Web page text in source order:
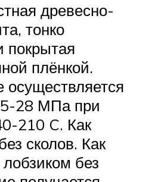
древесно-
тонко
плёнкой.
28 МПа при
210 C. Как
сколов. Как
без